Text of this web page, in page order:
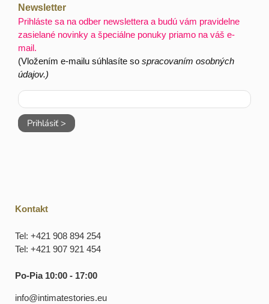
Newsletter
Prihláste sa na odber newslettera a budú vám pravidelne
zasielané novinky a špeciálne ponuky priamo na váš e-
mail.
(Vložením e-mailu súhlasíte sospracovaním osobných
údajov.)
Prihlásiť >
Kontakt
Tel: +421 908 894 254
Tel: +421 907 921 454
Po-Pia 10:00 - 17:00
info@intimatestories.eu